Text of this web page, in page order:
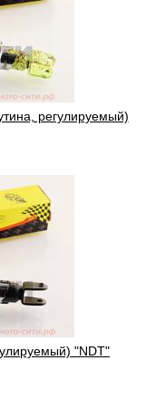
регулируемый)
"NDT"